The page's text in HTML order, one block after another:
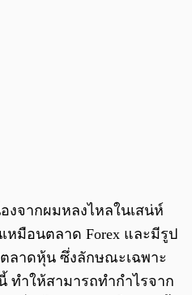
องจากผมหลงไหลในเสน่ห์
มือนตลาด Forex และมีรูป
ลาดหุ้น ซึ่งลักษณะเฉพาะ
ทำให้สามารถทำกำไรจาก